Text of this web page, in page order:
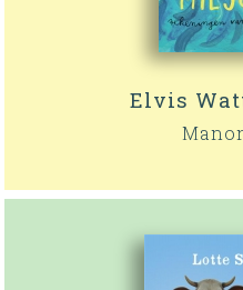
Elvis